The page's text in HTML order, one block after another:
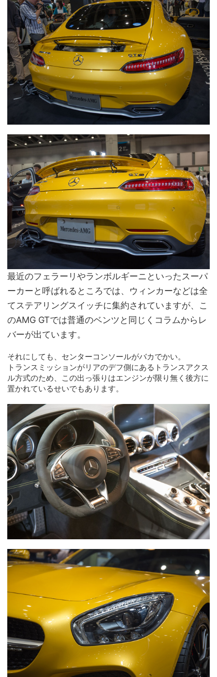
最近のフェラーリやランボルギーニといったスーパ
ーカーと呼ばれるところでは、ウィンカーなどは全
てステアリングスイッチに集約されていますが、こ
のAMG GTでは普通のベンツと同じくコラムからレ
バーが出ています。
それにしても、センターコンソールがバカでかい。
トランスミッションがリアのデフ側にあるトランスアクス
ル方式のため、この出っ張りはエンジンが限り無く後方に
置かれているせいでもあります。